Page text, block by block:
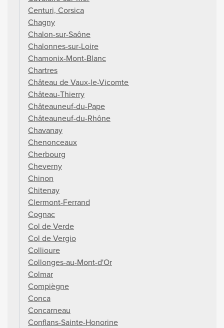
Centuri, Corsica
Chagny
Chalon-sur-Saône
Chalonnes-sur-Loire
Chamonix-Mont-Blanc
Chartres
Château de Vaux-le-Vicomte
Château-Thierry
Châteauneuf-du-Pape
Châteauneuf-du-Rhône
Chavanay
Chenonceaux
Cherbourg
Cheverny
Chinon
Chitenay
Clermont-Ferrand
Cognac
Col de Verde
Col de Vergio
Collioure
Collonges-au-Mont-d'Or
Colmar
Compiègne
Conca
Concarneau
Conflans-Sainte-Honorine